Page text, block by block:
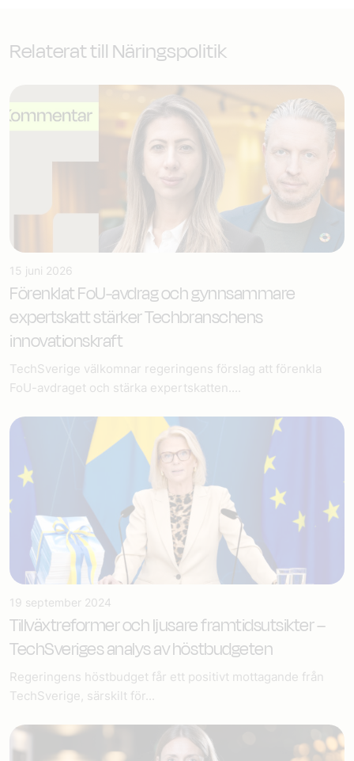
Relaterat till Näringspolitik
15 juni 2026
Förenklat FoU-avdrag och gynnsammare
expertskatt stärker Techbranschens
innovationskraft
TechSverige välkomnar regeringens förslag att förenkla
FoU-avdraget och stärka expertskatten....
19 september 2024
Tillväxtreformer och ljusare framtidsutsikter –
TechSveriges analys av höstbudgeten
Regeringens höstbudget får ett positivt mottagande från
TechSverige, särskilt för...